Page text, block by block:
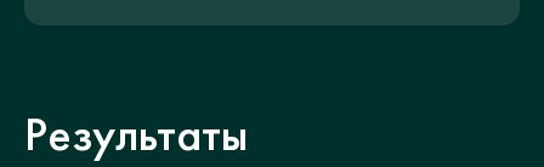
Результаты